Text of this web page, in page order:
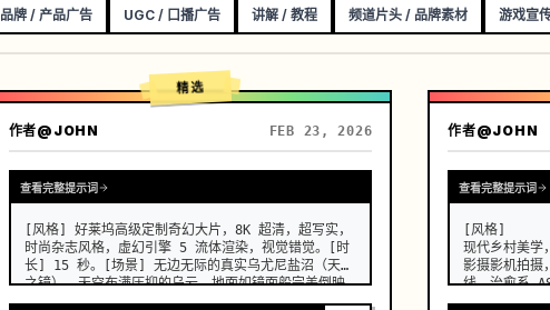
品牌 / 产品广告 UGC / 口播广告 讲解 / 教程 频道片头 / 品牌素材 游戏宣
精选
作者@JOHN FEB 23, 2026
查看完整提示词
[风格] 好莱坞高级定制奇幻大片，8K 超清，超写实，
时尚杂志风格，虚幻引擎 5 流体渲染，视觉错觉。[时
长] 15 秒。[场景] 无边无际的真实乌尤尼盐沼（天空
之镜）。天空布满压抑的乌云，地面如镜面般完美倒映
一切，整体画面呈现极简冷色调。[00:00-00:05] 镜
作者@JOHN
查看完整提示词
[风格]
现代乡村美
影摄影机拍摄
线，治愈系